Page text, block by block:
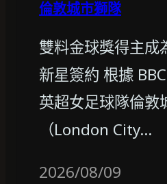
倫敦城市獅隊
雙料金球獎得主成
新星簽約 根據
英超女足球隊倫敦
（London City…
2026/08/09